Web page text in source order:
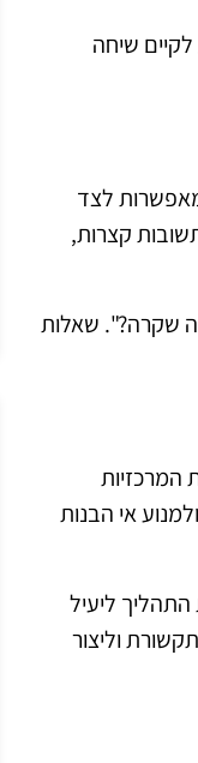
שיחה
לצד
קצרות,
שקרה?". שאלות
המרכזיות
אי הבנות
ליעיל
וליצור